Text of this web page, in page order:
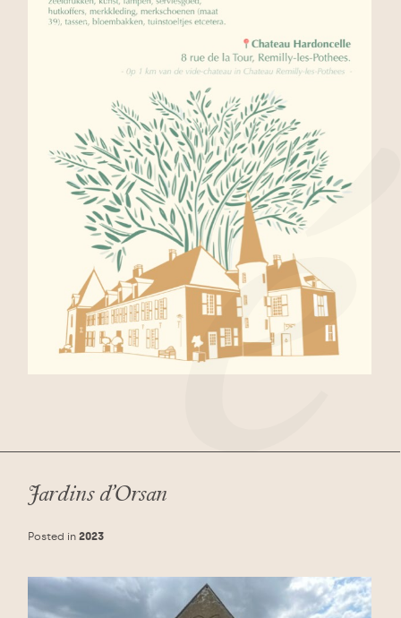
Jardins d’Orsan
Posted in 2023